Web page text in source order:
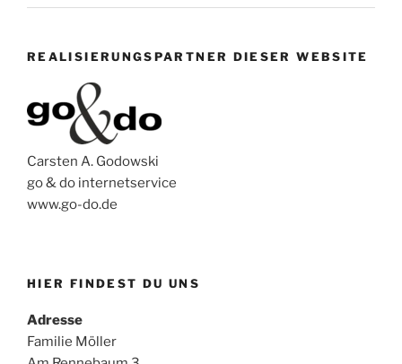
REALISIERUNGSPARTNER DIESER WEBSITE
Carsten A. Godowski
go & do internetservice
www.go-do.de
HIER FINDEST DU UNS
Adresse
Familie Möller